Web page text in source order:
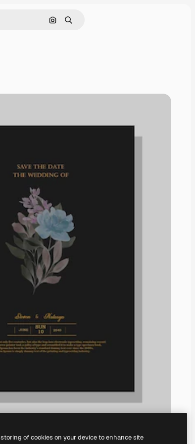
Cerca per immagine
Ricerca
of cookies on your device to enhance site